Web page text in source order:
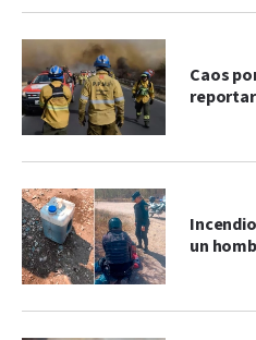
Caos
un